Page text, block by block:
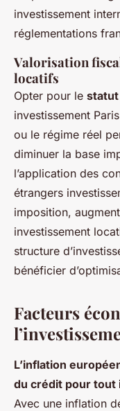
investissement
réglementations
Valorisation
locatifs
Opter pour le statut
investissement
ou le régime réel
diminuer la base
l’application des
étrangers
imposition,
investissement
structure
bénéficier
Facteurs
L’inflation
du crédit pour tout
Avec une inflation